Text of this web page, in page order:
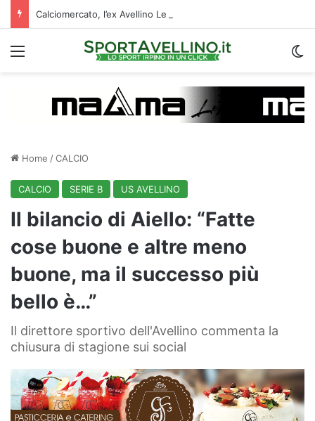
Menu
Home /CALCIO
CALCIO SERIE B US AVELLINO
Il bilancio di Aiello: “Fatte
cose buone e altre meno
buone, ma il successo più
bello è…”
Il direttore sportivo dell'Avellino commenta la
chiusura di stagione sui social